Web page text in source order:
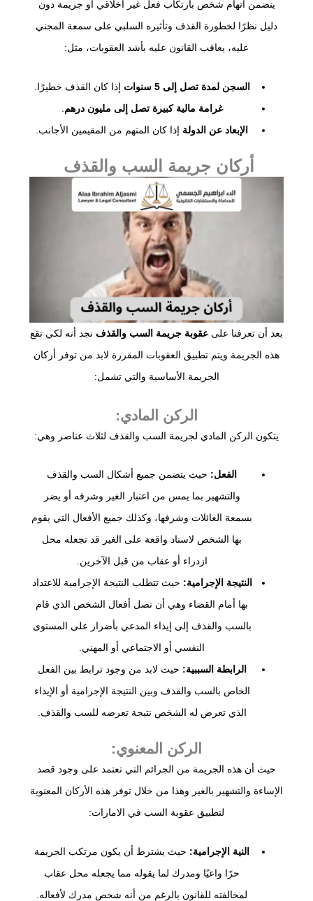
يتضمن اتهام شخص بارتكاب فعل غير أخلاقي أو جريمة دون
دليل نظرًا لخطورة القذف وتأثيره السلبي على سمعة المجني
عليه، يعاقب القانون عليه بأشد العقوبات، مثل:
السجن لمدة تصل إلى 5 سنوات
إذا كان القذف خطيرًا.
غرامة مالية كبيرة تصل إلى مليون درهم
الإبعاد عن الدولة إذا كان المتهم من المقيمين الأجانب.
أركان جريمة السب والقذف
بعد أن تعرفنا على عقوبة جريمة السب والقذف نجد أنه لكي تقع
هذه الجريمة ويتم تطبيق العقوبات المقررة لابد من توفر أركان
الجريمة الأساسية والتي تشمل:
الركن المادي:
يتكون الركن المادي لجريمة السب والقذف لثلاث عناصر وهي:
الفعل: حيث يتضمن جميع أشكال السب والقذف
والتشهير بما يمس من اعتبار الغير وشرفه أو يضر
بسمعة العائلات وشرفها، وكذلك جميع الأفعال التي يقوم
بها الشخص لاسناد واقعة على الغير قد تجعله محل
ازدراء أو عقاب من قبل الآخرين.
النتيجة الإجرامية: حيث تتطلب النتيجة الإجرامية للاعتداد
بها أمام القضاء وهي أن تصل أفعال الشخص الذي قام
بالسب والقذف إلى إيذاء المدعي بأضرار على المستوى
النفسي أو الاجتماعي أو المهني.
الرابطة السببية: حيث لابد من وجود ترابط بين الفعل
الخاص بالسب والقذف وبين النتيجة الإجرامية أو الإيذاء
الذي تعرض له الشخص نتيجة تعرضه للسب والقذف.
الركن المعنوي:
حيث أن هذه الجريمة من الجرائم التي تعتمد على وجود قصد
الإساءة والتشهير بالغير وهذا من خلال توفر هذه الأركان المعنوية
لتطبيق عقوبة السب في الامارات:
النية الإجرامية: حيث يشترط أن يكون مرتكب الجريمة
حرًا واعيًا ومدرك لما يقوله مما يجعله محل عقاب
لمخالفته للقانون بالرغم من أنه شخص مدرك لأفعاله.